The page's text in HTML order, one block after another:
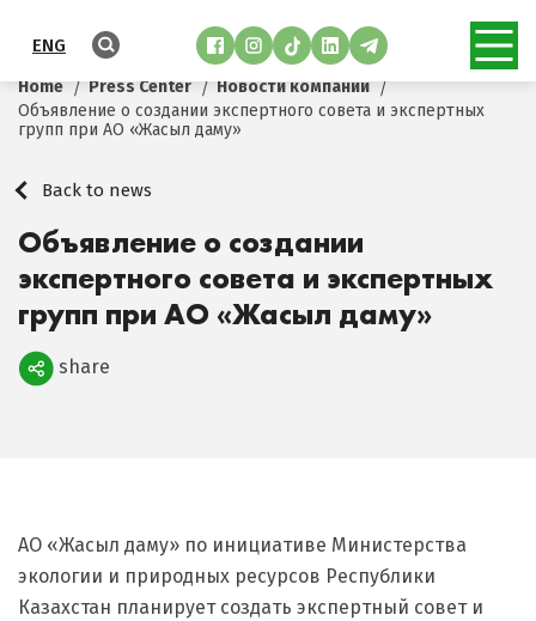
ENG
Home Press Center
Новости компании
Объявление о создании экспертного совета и экспертных
групп при АО «Жасыл даму»
Back to news
Объявление о создании
экспертного совета и экспертных
групп при АО «Жасыл даму»
Поделиться
share
АО «Жасыл даму» по инициативе Министерства
экологии и природных ресурсов Республики
Казахстан планирует создать экспертный совет и